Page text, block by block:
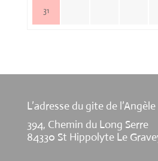
31
L’adresse du gite de l’Angèle
394, Chemin du Long Serre
84330 St Hippolyte Le